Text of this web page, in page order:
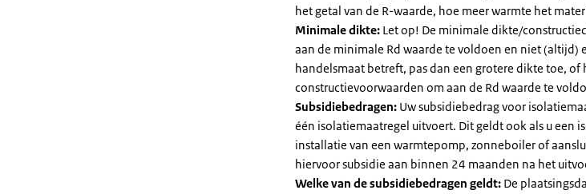
het getal van de R-waarde, hoe meer warmte het
Minimale dikte: Let op! De minimale dikte/
aan de minimale Rd waarde te voldoen en niet (altijd)
handelsmaat betreft, pas dan een grotere dikte toe,
constructievoorwaarden om aan de Rd waarde te
Subsidiebedragen: Uw subsidiebedrag voor
één isolatiemaatregel uitvoert. Dit geldt ook als u een
installatie van een warmtepomp, zonneboiler of
hiervoor subsidie aan binnen 24 maanden na het
Welke van de subsidiebedragen geldt: De